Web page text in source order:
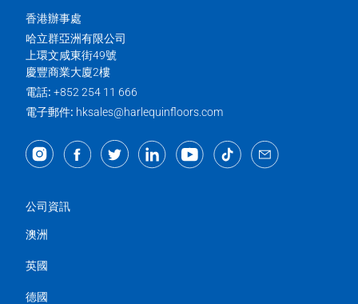
香港辦事處
哈立群亞洲有限公司
上環文咸東街49號
慶豐商業大廈2樓
電話: +852 254 11 666
電子郵件: hksales@harlequinfloors.com
公司資訊
澳洲
英國
德國